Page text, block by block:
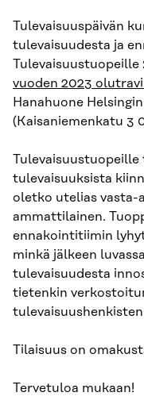
Tulevaisuuspäivän
tulevaisuudesta ja
Tulevaisuustuopeille
vuoden 2023
Hanahuone
(Kaisaniemenkatu 3
tulevaisuuksista
oletko utelias vasta-
ammattilainen.
ennakointitiimin
minkä jälkeen
tulevaisuudesta
tietenkin
tulevaisuushenkisten
Tilaisuus on
Tervetuloa mukaan!